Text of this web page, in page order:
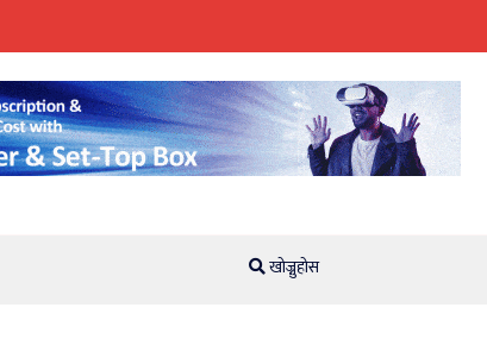
खोज्नुहोस